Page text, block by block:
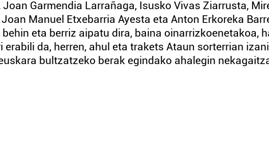
Garmendia Larrañaga, Isusko Vivas Ziarrusta,
Manuel Etxebarria Ayesta eta Anton Erkoreka
eta berriz aipatu dira, baina oinarrizkoenetakoa,
erabili da, herren, ahul eta trakets Ataun sorterrian
bultzatzeko berak egindako ahalegin